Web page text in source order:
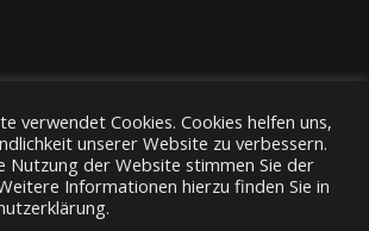
Service Impressionen
verwendet Cookies. Cookies helfen uns,
unserer Website zu verbessern.
Nutzung der Website stimmen Sie der
Informationen hierzu finden Sie in